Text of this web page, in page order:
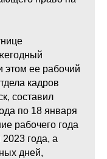
этом ее рабочий
кадров
составил
по 18 января
рабочего года
года, а
дней,